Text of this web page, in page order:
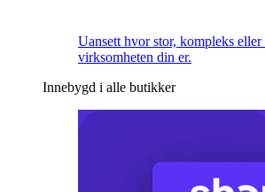
Uansett hvor stor, kompleks eller
virksomheten din er.
Innebygd i alle butikker